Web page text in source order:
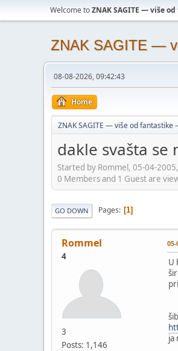
Welcome toZNAK SAGITE — više
ZNAK SAGITE —
08-08-2026, 09:42:43
Home
ZNAK SAGITE — više od
dakle svašta se
Started by Rommel, 05-04-
0 Members and 1 Guest are
GO DOWN Pages 1
Rommel
4
3
Posts: 1,146
05-
U
ja